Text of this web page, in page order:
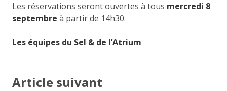
Les réservations seront ouvertes à tous mercredi 8
septembre à partir de 14h30.
Les équipes du Sel & de l’Atrium
Article suivant